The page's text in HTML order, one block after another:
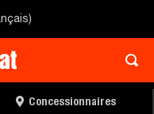
Concessionnaires